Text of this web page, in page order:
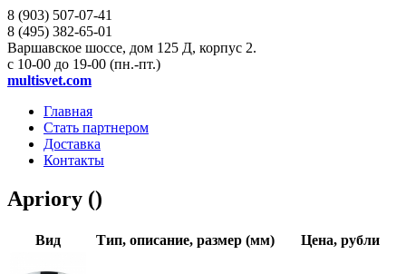
8 (903) 507-07-41
8 (495) 382-65-01
Варшавское шоссе, дом 125 Д, корпус 2.
с 10-00 до 19-00 (пн.-пт.)
multisvet.com
Главная
Стать партнером
Доставка
Контакты
Apriory ()
Вид Тип, описание, размер (мм) Цена, рубли